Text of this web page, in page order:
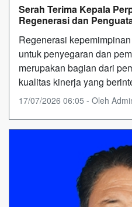
Serah Terima Kepala
Regenerasi dan
Regenerasi
untuk penyegaran dan
merupakan bagian dari
kualitas kinerja yang
17/07/2026 06:05 - Oleh